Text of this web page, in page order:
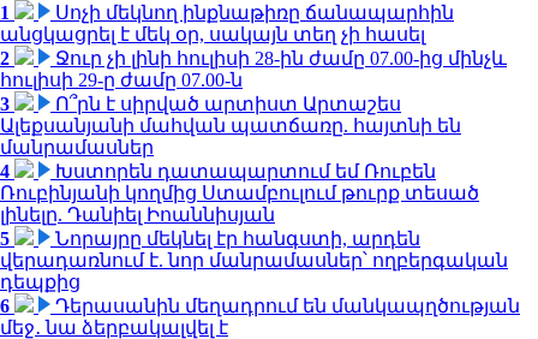
1
Սոչի մեկնող ինքնաթիռը ճանապարհին
անցկացրել է մեկ օր, սակայն տեղ չի հասել
2
Ջուր չի լինի հուլիսի 28-ին ժամը 07.00-ից մինչև
հուլիսի 29-ը ժամը 07.00-ն
3
Ո՞րն է սիրված արտիստ Արտաշես
Ալեքսանյանի մահվան պատճառը. հայտնի են
մանրամասներ
4
Խստորեն դատապարտում եմ Ռուբեն
Ռուբինյանի կողմից Ստամբուլում թուրք տեսած
լինելը. Դանիել Իոաննիսյան
5
Նորայրը մեկնել էր հանգստի, արդեն
վերադառնում է. նոր մանրամասներ՝ ողբերգական
դեպքից
6
Դերասանին մեղադրում են մանկապղծության
մեջ․ նա ձերբակալվել է